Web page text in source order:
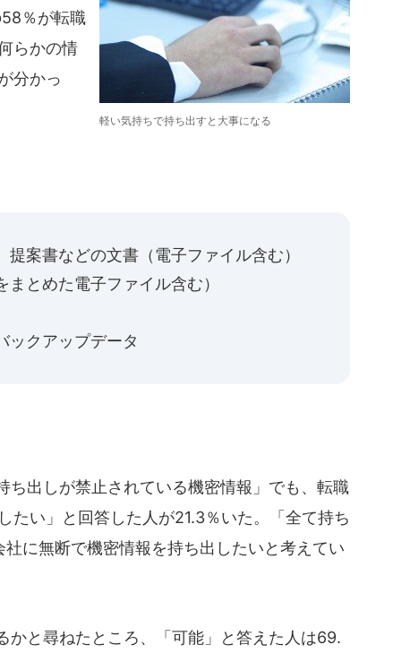
軽い気持ちで持ち出すと大事になる
％が転職
らかの情
分かっ
案書などの文書（電子ファイル含む）
とめた電子ファイル含む）
ックアップデータ
出しが禁止されている機密情報」でも、転職
たい」と回答した人が21.3％いた。「全て持ち
に無断で機密情報を持ち出したいと考えてい
と尋ねたところ、「可能」と答えた人は69.